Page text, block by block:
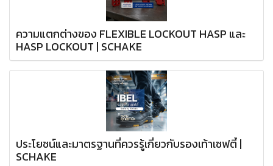
ความแตกต่างของ FLEXIBLE LOCKOUT HASP และ
HASP LOCKOUT | SCHAKE
ประโยชน์และมาตรฐานที่ควรรู้เกี่ยวกับรองเท้าเซฟตี้ |
SCHAKE